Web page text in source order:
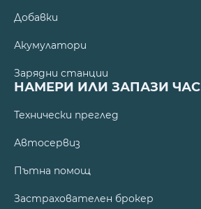
Добавки
Акумулатори
Зарядни станции
НАМЕРИ ИЛИ ЗАПАЗИ ЧАС
Технически преглед
Автосервиз
Пътна помощ
Застрахователен брокер